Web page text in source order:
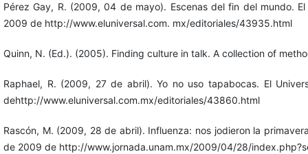
Pérez Gay, R. (2009, 04 de mayo). Escenas del fin del mundo.
2009 de http://www.eluniversal.com. mx/editoriales/43935.html
Quinn, N. (Ed.). (2005). Finding culture in talk. A collection of
Raphael, R. (2009, 27 de abril). Yo no uso tapabocas. El
dehttp://www.eluniversal.com.mx/editoriales/43860.html
Rascón, M. (2009, 28 de abril). Influenza: nos jodieron la
de 2009 de http://www.jornada.unam.mx/2009/04/28/